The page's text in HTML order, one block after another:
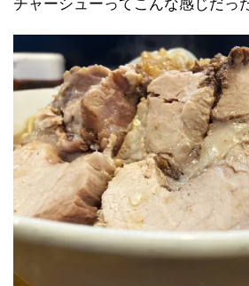
チャーシューってこんな感じだっ